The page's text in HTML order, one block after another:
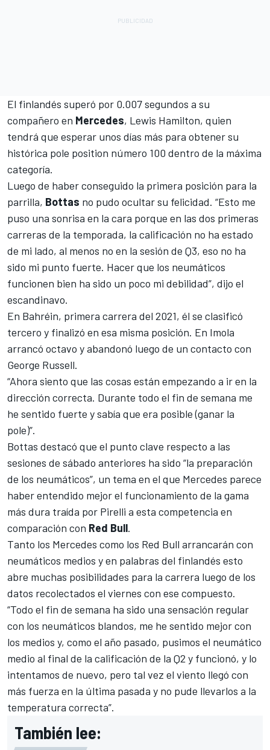
El finlandés superó por 0.007 segundos a su
compañero en Mercedes, Lewis Hamilton, quien
tendrá que esperar unos días más para obtener su
histórica pole position número 100 dentro de la máxima
categoría.
Luego de haber conseguido la primera posición para la
parrilla, Bottas no pudo ocultar su felicidad. “Esto me
puso una sonrisa en la cara porque en las dos primeras
carreras de la temporada, la calificación no ha estado
de mi lado, al menos no en la sesión de Q3, eso no ha
sido mi punto fuerte. Hacer que los neumáticos
funcionen bien ha sido un poco mi debilidad”, dijo el
escandinavo.
En Bahréin, primera carrera del 2021, él se clasificó
tercero y finalizó en esa misma posición. En Imola
arrancó octavo y abandonó luego de un contacto con
George Russell.
“Ahora siento que las cosas están empezando a ir en la
dirección correcta. Durante todo el fin de semana me
he sentido fuerte y sabía que era posible (ganar la
pole)”.
Bottas destacó que el punto clave respecto a las
sesiones de sábado anteriores ha sido “la preparación
de los neumáticos”, un tema en el que Mercedes parece
haber entendido mejorel funcionamiento de la gama
más dura traída por Pirelli a esta competencia en
comparación con Red Bull.
Tanto los Mercedes como los Red Bull arrancarán con
neumáticos medios y en palabras del finlandés esto
abre muchas posibilidades para la carrera luego de los
datos recolectados el viernes con ese compuesto.
“Todo el fin de semana ha sido una sensación regular
con los neumáticos blandos, me he sentido mejor con
los medios y, como el año pasado, pusimos el neumático
medio al final de la calificación de la Q2 y funcionó, y lo
intentamos de nuevo, pero tal vez el viento llegó con
más fuerza en la última pasada y no pude llevarlos a la
temperatura correcta”.
También lee: